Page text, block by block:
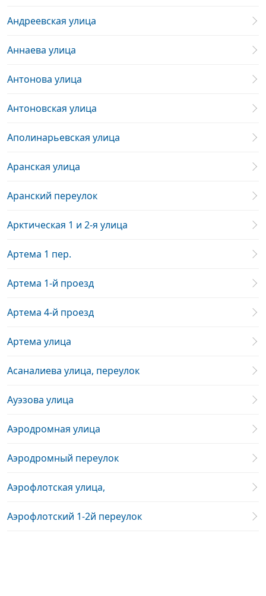
Андреевская улица
Аннаева улица
Антонова улица
Антоновская улица
Аполинарьевская улица
Аранская улица
Аранский переулок
Арктическая 1 и 2-я улица
Артема 1 пер.
Артема 1-й проезд
Артема 4-й проезд
Артема улица
Асаналиева улица, переулок
Ауэзова улица
Аэродромная улица
Аэродромный переулок
Аэрофлотская улица,
Аэрофлотский 1-2й переулок